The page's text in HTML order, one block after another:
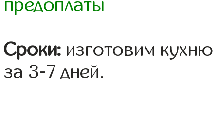
предоплаты
Сроки: изготовим
за 3-7 дней.